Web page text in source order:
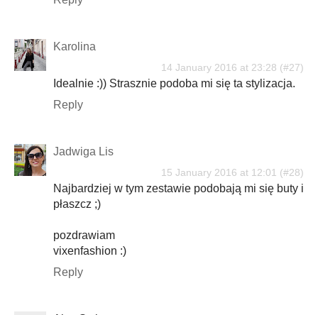
Karolina
14 January 2016 at 23:28
Idealnie :)) Strasznie podoba mi się ta stylizacja.
Reply
Jadwiga Lis
15 January 2016 at 12:01
Najbardziej w tym zestawie podobają mi się buty i
płaszcz ;)
pozdrawiam
vixenfashion :)
Reply